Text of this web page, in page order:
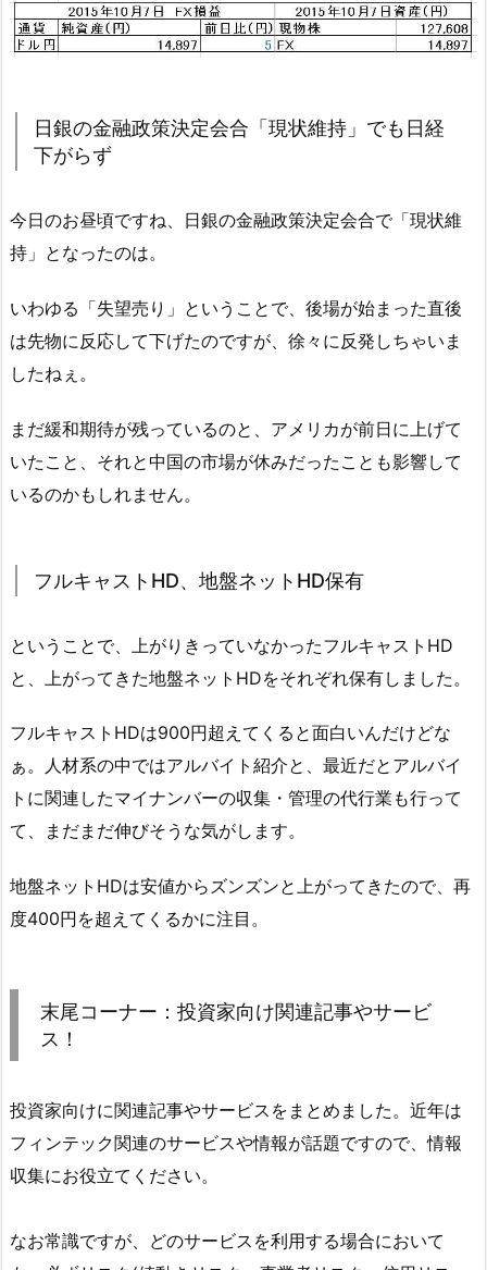
日銀の金融政策決定会合「現状維持」でも日経
下がらず
今日のお昼頃ですね、日銀の金融政策決定会合で「現状維
持」となったのは。
いわゆる「失望売り」ということで、後場が始まった直後
は先物に反応して下げたのですが、徐々に反発しちゃいま
したねぇ。
まだ緩和期待が残っているのと、アメリカが前日に上げて
いたこと、それと中国の市場が休みだったことも影響して
いるのかもしれません。
フルキャストHD、地盤ネットHD保有
ということで、上がりきっていなかったフルキャストHD
と、上がってきた地盤ネットHDをそれぞれ保有しました。
フルキャストHDは900円超えてくると面白いんだけどな
ぁ。人材系の中ではアルバイト紹介と、最近だとアルバイ
トに関連したマイナンバーの収集・管理の代行業も行って
て、まだまだ伸びそうな気がします。
地盤ネットHDは安値からズンズンと上がってきたので、再
度400円を超えてくるかに注目。
末尾コーナー：投資家向け関連記事やサービ
ス！
投資家向けに関連記事やサービスをまとめました。近年は
フィンテック関連のサービスや情報が話題ですので、情報
収集にお役立てください。
なお常識ですが、どのサービスを利用する場合において